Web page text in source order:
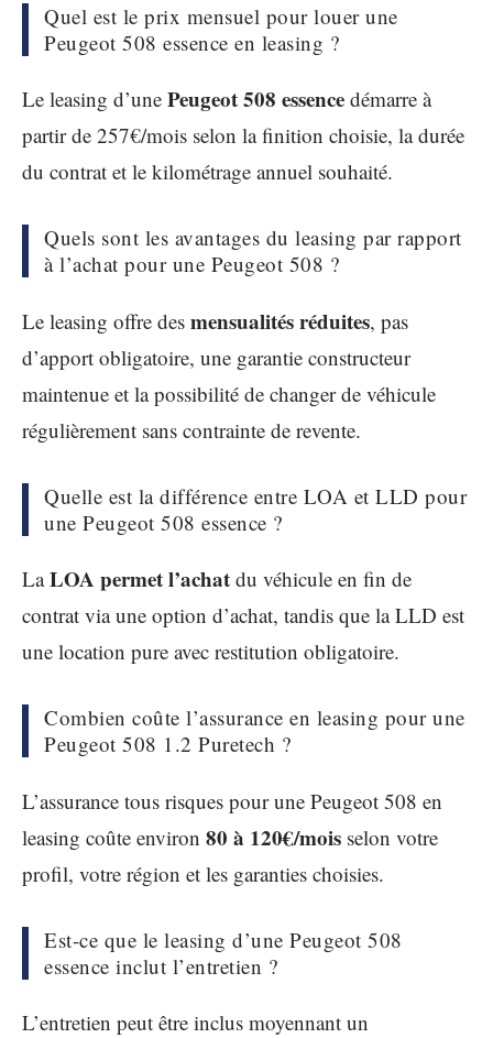
Quel est le prix mensuel pour louer une
Peugeot 508 essence en leasing ?
Le leasing d’une Peugeot 508 essence démarre à
partir de 257€/mois selon la finition choisie, la durée
du contrat et le kilométrage annuel souhaité.
Quels sont les avantages du leasing par rapport
à l’achat pour une Peugeot 508 ?
Le leasing offre des mensualités réduites, pas
d’apport obligatoire, une garantie constructeur
maintenue et la possibilité de changer de véhicule
régulièrement sans contrainte de revente.
Quelle est la différence entre LOA et LLD pour
une Peugeot 508 essence ?
LaLOA permet l’achat du véhicule en fin de
contrat via une option d’achat, tandis que la LLD est
une location pure avec restitution obligatoire.
Combien coûte l’assurance en leasing pour une
Peugeot 508 1.2 Puretech ?
L’assurance tous risques pour une Peugeot 508 en
leasing coûte environ 80 à 120€/mois selon votre
profil, votre région et les garanties choisies.
Est-ce que le leasing d’une Peugeot 508
essence inclut l’entretien ?
L’entretien peut être inclus moyennant un